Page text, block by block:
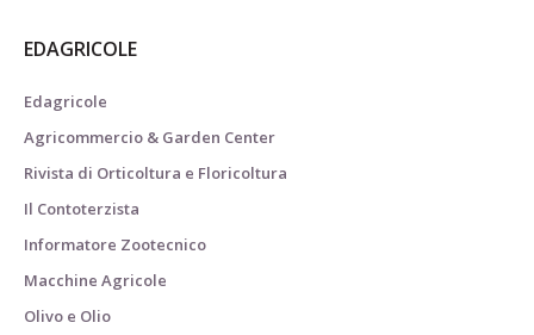
EDAGRICOLE
Edagricole
Agricommercio & Garden Center
Rivista di Orticoltura e Floricoltura
Il Contoterzista
Informatore Zootecnico
Macchine Agricole
Olivo e Olio